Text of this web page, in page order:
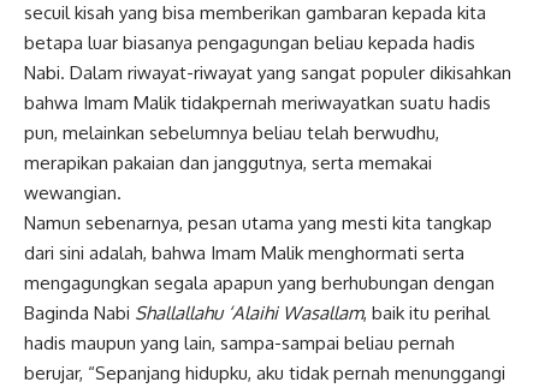
secuil kisah yang bisa memberikan gambaran kepada kita
betapa luar biasanya pengagungan beliau kepada hadis
Nabi. Dalam riwayat-riwayat yang sangat populer dikisahkan
bahwa Imam Malik tidakpernah meriwayatkan suatu hadis
pun, melainkan sebelumnya beliau telah berwudhu,
merapikan pakaian dan janggutnya, serta memakai
wewangian.
Namun sebenarnya, pesan utama yang mesti kita tangkap
dari sini adalah, bahwa Imam Malik menghormati serta
mengagungkan segala apapun yang berhubungan dengan
Baginda Nabi Shallallahu ‘Alaihi Wasallam, baik itu perihal
hadis maupun yang lain, sampa-sampai beliau pernah
berujar, “Sepanjang hidupku, aku tidak pernah menunggangi